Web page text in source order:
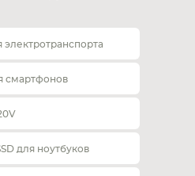
смартфонов
для ноутбуков